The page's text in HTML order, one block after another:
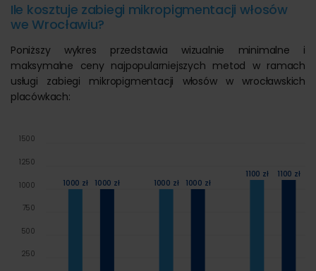
Ile kosztuje zabiegi mikropigmentacji włosów
we Wrocławiu?
Poniższy wykres przedstawia wizualnie minimalne i
maksymalne ceny najpopularniejszych metod w ramach
usługi zabiegi mikropigmentacji włosów w wrocławskich
placówkach:
1000 zł 1000 zł
1100 zł
1000 zł
1000 zł
1100 zł
250
500
750
1000
1250
1500